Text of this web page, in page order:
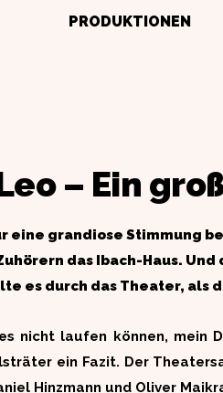
PRODUKTIONEN
– Ein
eine grandiose Stimmung
das Ibach-Haus.
es durch das Theater, als
nicht laufen können, mein
ein Fazit. Der
Hinzmann und Oliver